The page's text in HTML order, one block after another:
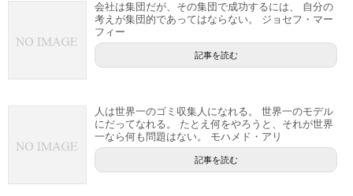
会社は集団だが、その集団で成功するには、 自分の
考えが集団的であってはならない。 ジョセフ・マー
フィー
記事を読む
人は世界一のゴミ収集人になれる。 世界一のモデル
にだってなれる。 たとえ何をやろうと、それが世界
一なら何も問題はない。 モハメド・アリ
記事を読む